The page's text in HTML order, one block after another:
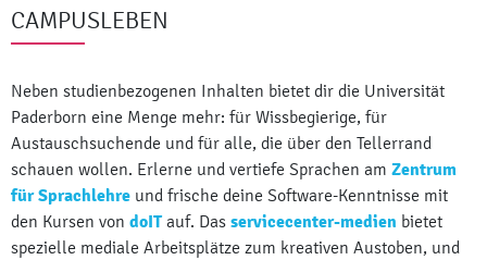
CAMPUSLEBEN
Neben studienbezogenen Inhalten bietet dir die Universität
Paderborn eine Menge mehr: für Wissbegierige, für
Austauschsuchende und für alle, die über den Tellerrand
schauen wollen. Erlerne und vertiefe Sprachen am Zentrum
für Sprachlehre und frische deine Software-Kenntnisse mit
den Kursen von doITauf. Das servicecenter-medien bietet
spezielle mediale Arbeitsplätze zum kreativen Austoben, und